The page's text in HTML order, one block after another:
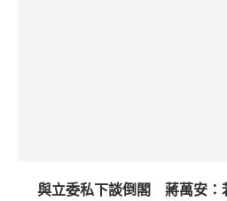
與立委私下談倒閣 蔣萬安：